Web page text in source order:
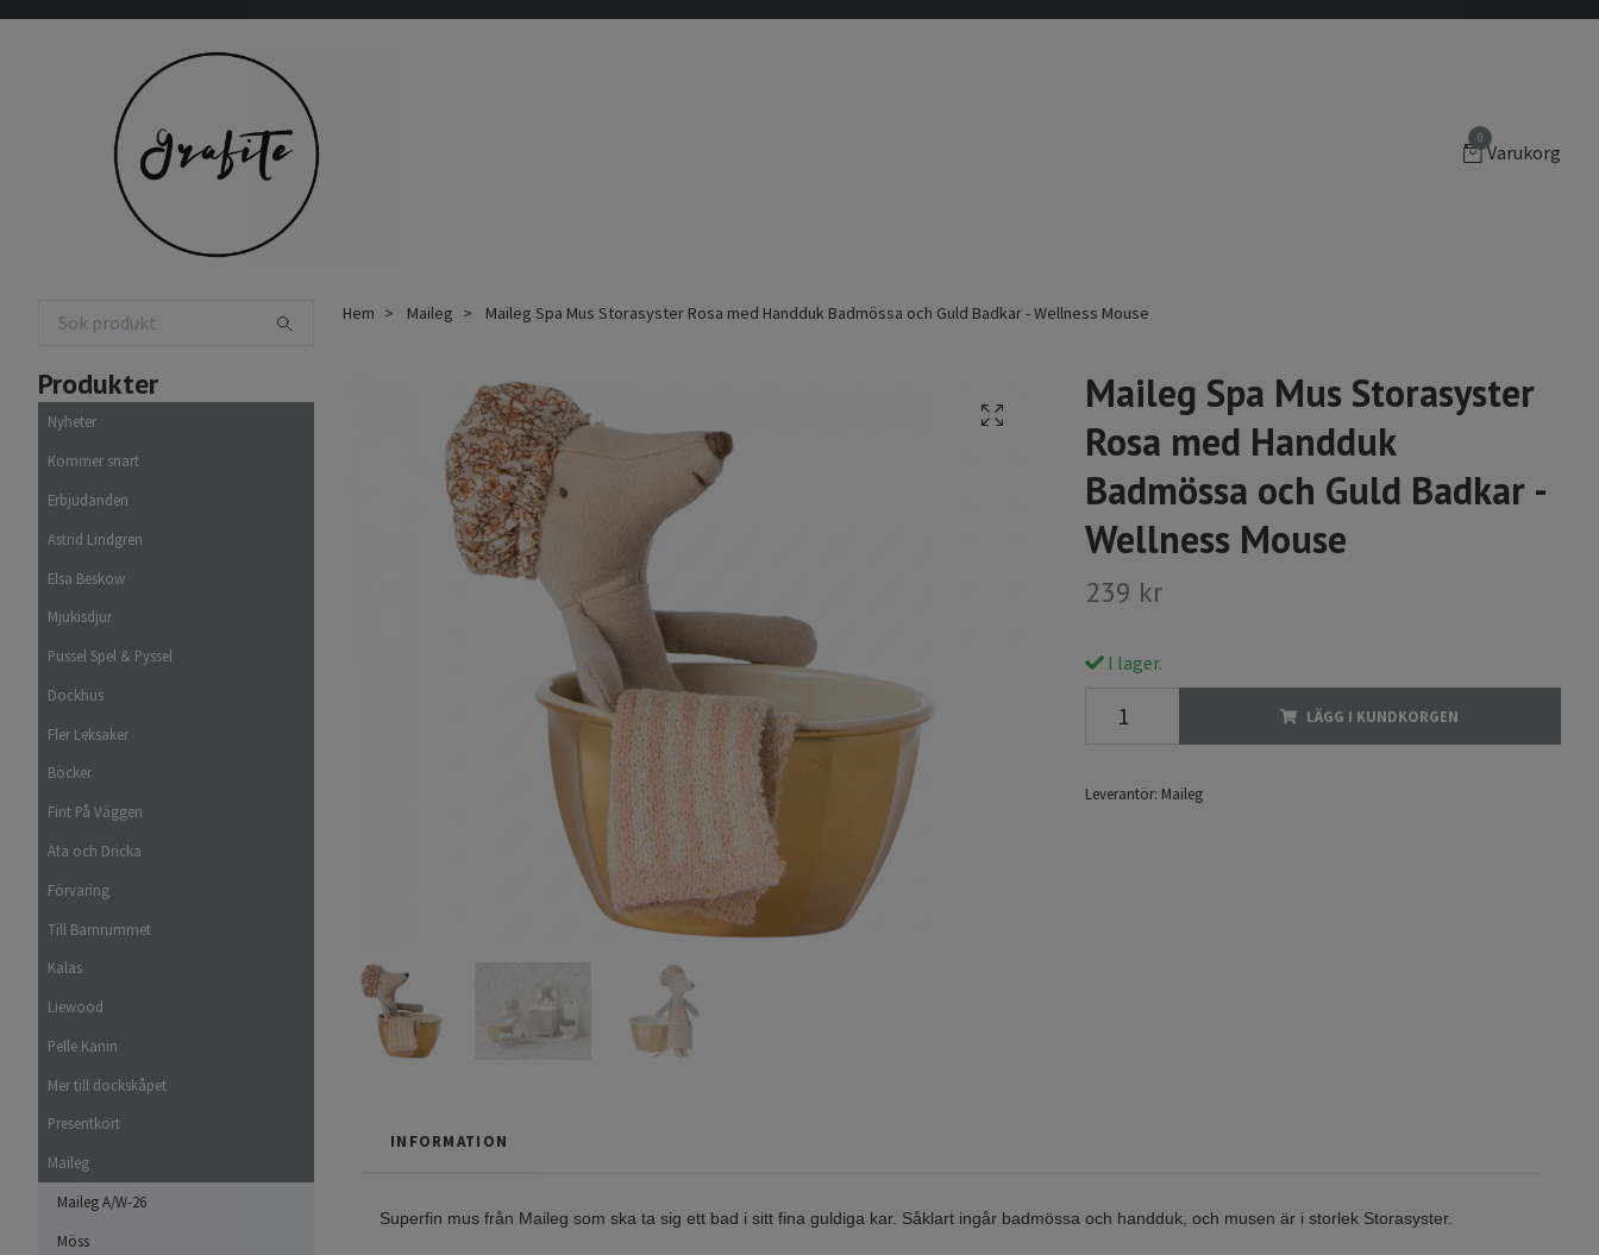
0
Varukorg
Produkter
Nyheter
Kommer snart
Erbjudanden
Astrid Lindgren
Elsa Beskow
Mjukisdjur
Pussel Spel & Pyssel
Dockhus
Fler Leksaker
Böcker
Fint På Väggen
Äta och Dricka
Förvaring
Till Barnrummet
Kalas
Liewood
Pelle Kanin
Mer till dockskåpet
Presentkort
Maileg
Maileg A/W-26
Möss
Hem Maileg Maileg Spa Mus Storasyster Rosa med Handduk Badmössa och Guld Badkar - Wellness Mouse
Maileg Spa Mus Storasyster
Rosa med Handduk
Badmössa och Guld Badkar -
Wellness Mouse
239 kr
I lager.
LÄGG I KUNDKORGEN
Leverantör: Maileg
INFORMATION
Superfin mus från Maileg som ska ta sig ett bad i sitt fina guldiga kar. Såklart ingår badmössa och handduk, och musen är i storlek Storasyster.